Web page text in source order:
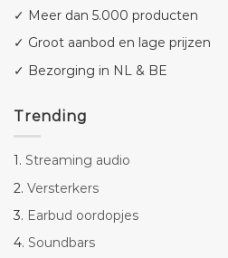
✓ Meer dan 5.000 producten
✓ Groot aanbod en lage prijzen
✓ Bezorging in NL & BE
Trending
1. Streaming audio
2. Versterkers
3. Earbud oordopjes
4. Soundbars